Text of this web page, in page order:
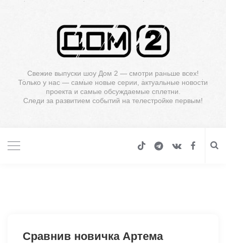
Свежие выпуски шоу Дом 2 — смотри раньше всех!
Только у нас — самые новые серии, актуальные новости
проекта и самые обсуждаемые сплетни.
Следи за развитием событий на телестройке первым!
Сравнив новичка Артема